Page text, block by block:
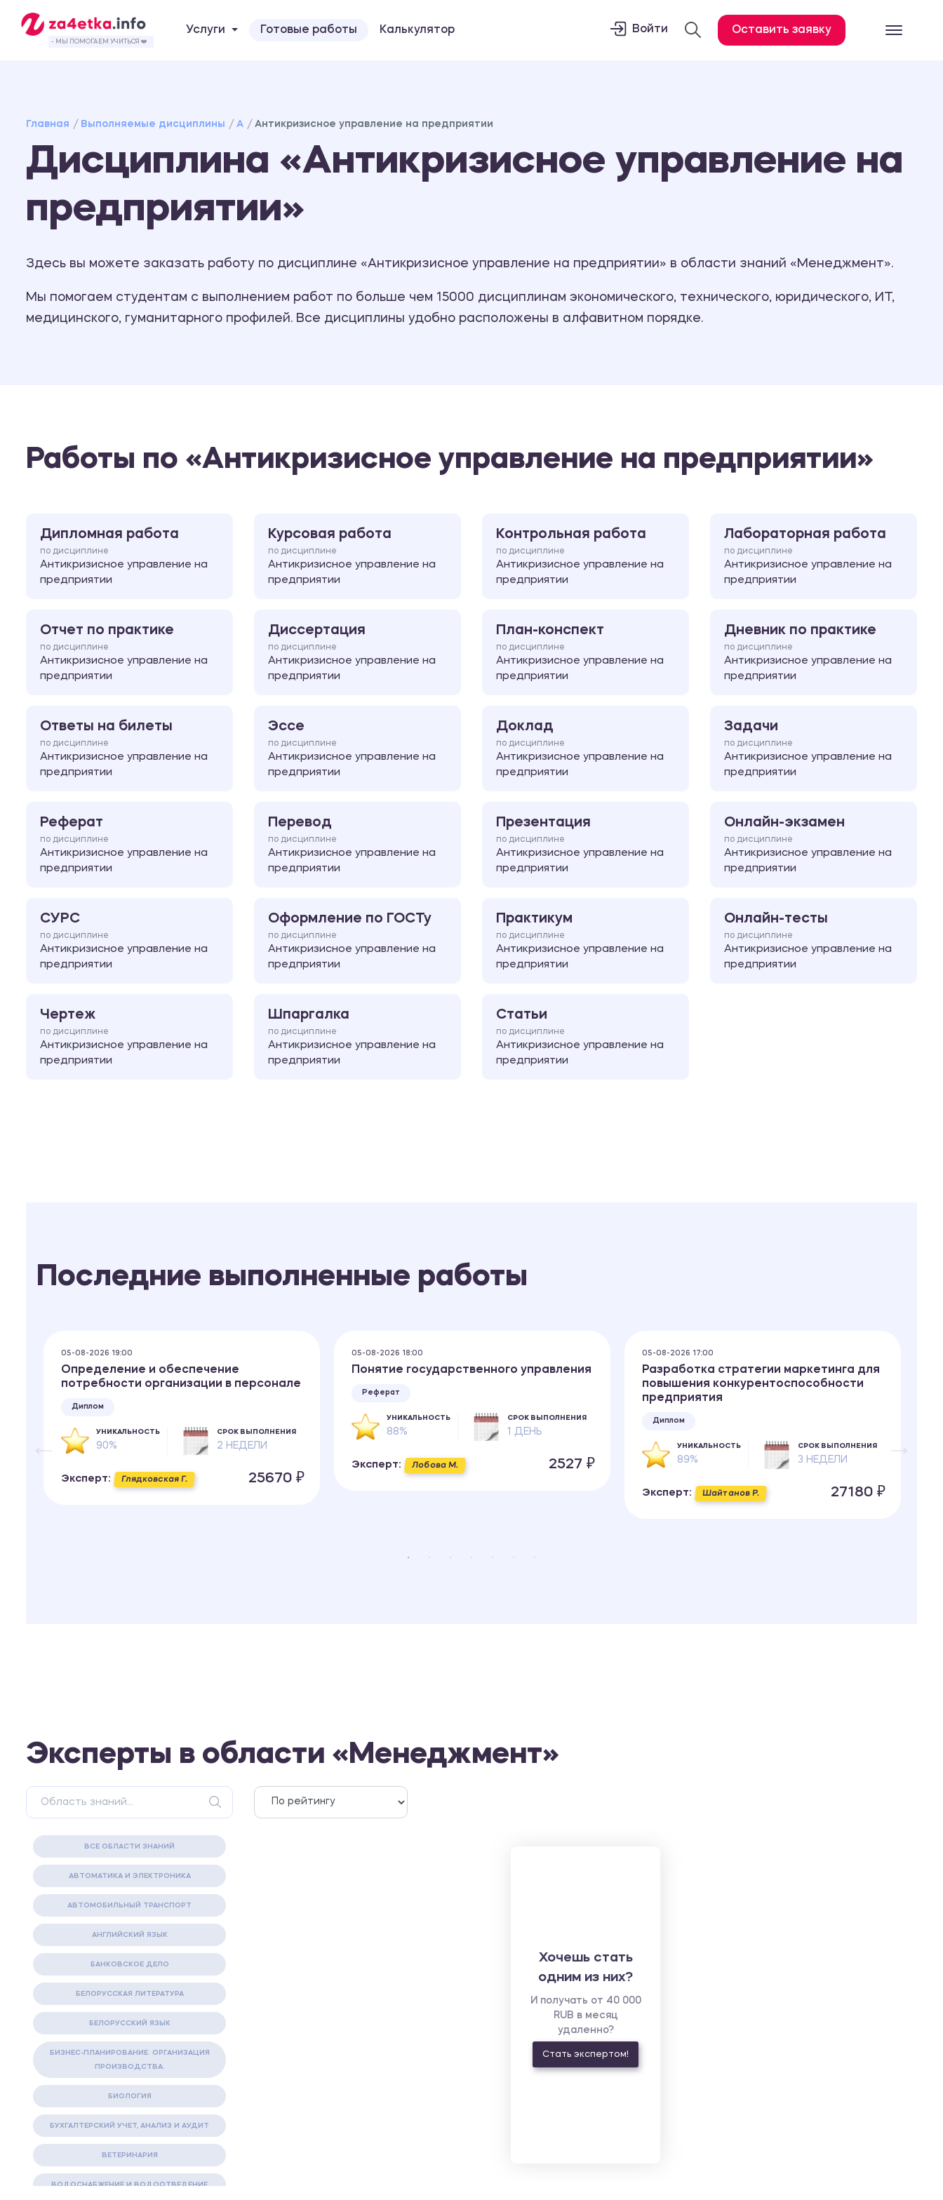
Курсовая работа
Дневник по практике
- МЫ ПОМОГАЕМ УЧИТЬСЯ ❤️
Услуги Готовые работы Калькулятор Войти Оставить заявку
Главная Выполняемые дисциплины А Антикризисное управление на предприятии
Дисциплина «Антикризисное управление на
предприятии»
Здесь вы можете заказать работу по дисциплине «Антикризисное управление на предприятии» в области знаний «Менеджмент».
Мы помогаем студентам с выполнением работ по больше чем 15000 дисциплинам экономического, технического, юридического, ИТ,
медицинского, гуманитарного профилей. Все дисциплины удобно расположены в алфавитном порядке.
Работы по «Антикризисное управление на предприятии»
Дипломная работа
по дисциплине
Антикризисное управление на
предприятии
Курсовая работа
по дисциплине
Антикризисное управление на
предприятии
Контрольная работа
по дисциплине
Антикризисное управление на
предприятии
Лабораторная работа
по дисциплине
Антикризисное управление на
предприятии
Отчет по практике
по дисциплине
Антикризисное управление на
предприятии
Диссертация
по дисциплине
Антикризисное управление на
предприятии
План-конспект
по дисциплине
Антикризисное управление на
предприятии
Дневник по практике
по дисциплине
Антикризисное управление на
предприятии
Ответы на билеты
по дисциплине
Антикризисное управление на
предприятии
Эссе
по дисциплине
Антикризисное управление на
предприятии
Доклад
по дисциплине
Антикризисное управление на
предприятии
Задачи
по дисциплине
Антикризисное управление на
предприятии
Реферат
по дисциплине
Антикризисное управление на
предприятии
Перевод
по дисциплине
Антикризисное управление на
предприятии
Презентация
по дисциплине
Антикризисное управление на
предприятии
Онлайн-экзамен
по дисциплине
Антикризисное управление на
предприятии
СУРС
по дисциплине
Антикризисное управление на
предприятии
Оформление по ГОСТу
по дисциплине
Антикризисное управление на
предприятии
Практикум
по дисциплине
Антикризисное управление на
предприятии
Онлайн-тесты
по дисциплине
Антикризисное управление на
предприятии
Чертеж
по дисциплине
Антикризисное управление на
предприятии
Шпаргалка
по дисциплине
Антикризисное управление на
предприятии
Статьи
по дисциплине
Антикризисное управление на
предприятии
Последние выполненные работы
05-08-2026 19:00
Определение и обеспечение
потребности организации в персонале
Диплом
УНИКАЛЬНОСТЬ
90%
СРОК ВЫПОЛНЕНИЯ
2 НЕДЕЛИ
Эксперт: Глядковская Г. 25670 ₽
05-08-2026 18:00
Понятие государственного управления
Реферат
УНИКАЛЬНОСТЬ
88%
СРОК ВЫПОЛНЕНИЯ
1 ДЕНЬ
Эксперт: Лобова М. 2527 ₽
05-08-2026 17:00
Разработка стратегии маркетинга для
повышения конкурентоспособности
предприятия
Диплом
УНИКАЛЬНОСТЬ
89%
СРОК ВЫПОЛНЕНИЯ
3 НЕДЕЛИ
Эксперт: Шайтанов Р. 27180 ₽
Эксперты в области «Менеджмент»
ВСЕ ОБЛАСТИ ЗНАНИЙ
АВТОМАТИКА И ЭЛЕКТРОНИКА
АВТОМОБИЛЬНЫЙ ТРАНСПОРТ
АНГЛИЙСКИЙ ЯЗЫК
БАНКОВСКОЕ ДЕЛО
БЕЛОРУССКАЯ ЛИТЕРАТУРА
БЕЛОРУССКИЙ ЯЗЫК
БИЗНЕС-ПЛАНИРОВАНИЕ. ОРГАНИЗАЦИЯ
ПРОИЗВОДСТВА.
БИОЛОГИЯ
БУХГАЛТЕРСКИЙ УЧЕТ, АНАЛИЗ И АУДИТ
ВЕТЕРИНАРИЯ
ВОДОСНАБЖЕНИЕ И ВОДООТВЕДЕНИЕ
Хочешь стать
одним из них?
И получать от 40 000
RUB в месяц
удаленно?
Стать экспертом!